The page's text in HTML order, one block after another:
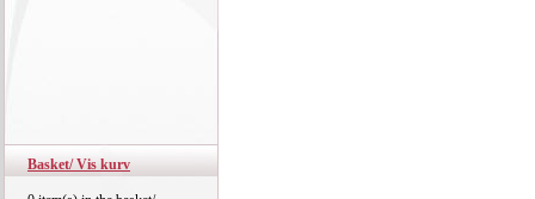
Basket/ Vis kurv